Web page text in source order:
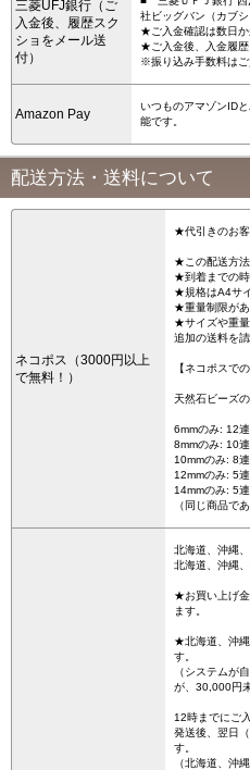
三菱UFJ銀行（ご
入金後、履歴スク
ショをメール送
付）
社ビッグバン（カブ
★ご入金確認は数日か
★ご入金後、入金履歴
※振り込み手数料はご
Amazon Pay
いつものアマゾンID
能です。
配送方法・送料について
ネコポス（3000円以上
で無料！）
★代引きのお客
★この配送方法
★到着までの時
★規格はA4サ
★重量制限があ
★サイズや重量
追加の送料を
【ネコポスで
天然石ビーズ
6mmのみ: 12連
8mmのみ: 10連
10mmのみ: 8連
12mmのみ: 5連
14mmのみ: 5連
（同じ商品で
北海道、沖縄
北海道、沖縄
★お買い上げ
ます。
★北海道、沖
す。
（システムが
が、30,000円
12時までにご
発送後、翌日
す。
（北海道、沖